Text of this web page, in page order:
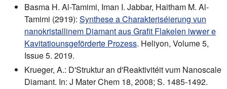
Basma H. Al-Tamimi, Iman I. Jabbar, Haitham M. Al-
Tamimi (2919): Synthese a Charakteriséierung vun
nanokristallinem Diamant aus Grafit Flakelen iwwer e
Kavitatiounsgeförderte Prozess. Heliyon, Volume 5,
Issue 5. 2019.
Krueger, A.: D'Struktur an d'Reaktivitéit vum Nanoscale
Diamant. In: J Mater Chem 18, 2008; S. 1485-1492.